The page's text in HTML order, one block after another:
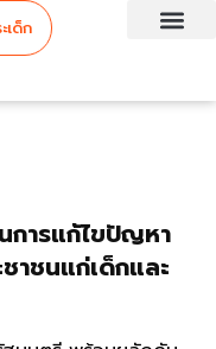
เด็ก
ารแก้ไขปัญหา
าชนแก่เด็กและ